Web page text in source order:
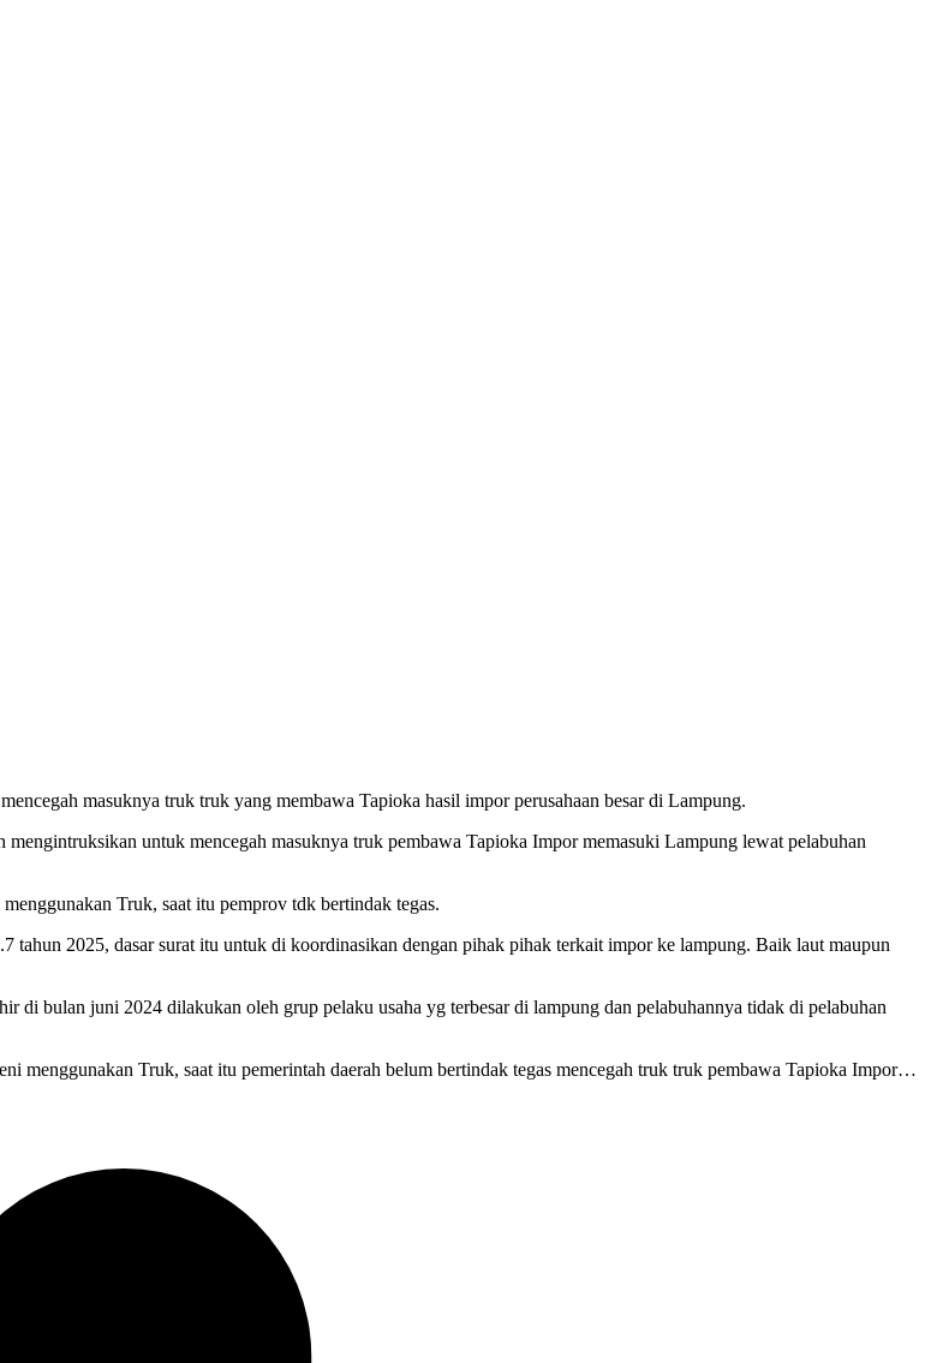
masuknya truk truk yang membawa Tapioka hasil impor perusahaan besar di Lampung.
untuk mencegah masuknya truk pembawa Tapioka Impor memasuki Lampung lewat pelabuhan
Truk, saat itu pemprov tdk bertindak tegas.
tahun 2025, dasar surat itu untuk di koordinasikan dengan pihak pihak terkait impor ke lampung. Baik laut maupun
bulan juni 2024 dilakukan oleh grup pelaku usaha yg terbesar di lampung dan pelabuhannya tidak di pelabuhan
menggunakan Truk, saat itu pemerintah daerah belum bertindak tegas mencegah truk truk pembawa Tapioka Impor…